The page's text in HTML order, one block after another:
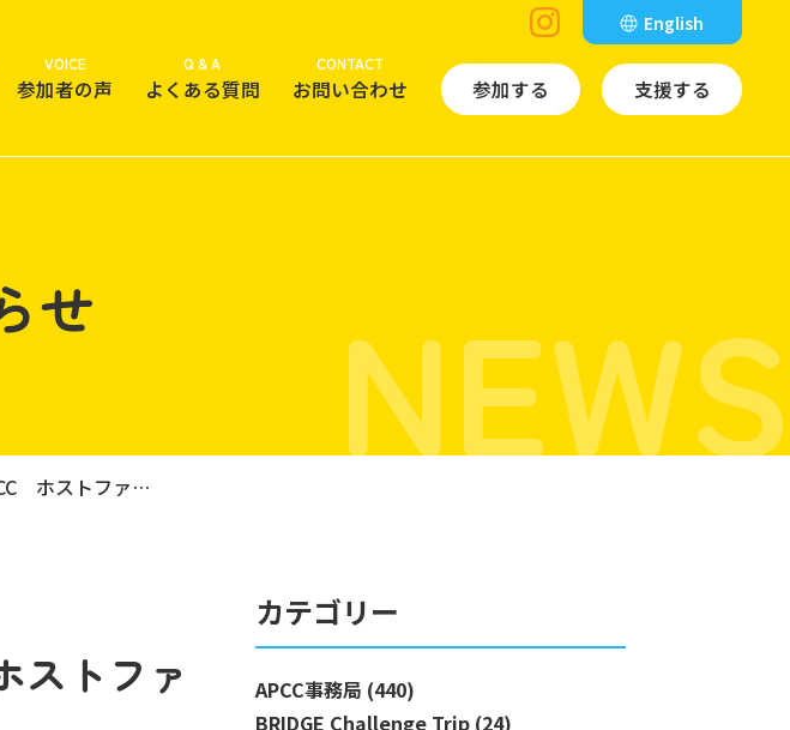
参加者の声
VOICE
よくある質問
Q & A
お問い合わせ
CONTACT
English
参加する 支援する
せ NEWS
【予告・変更あり】 第27回APCC ホストファミリー募集について
ストファ
カテゴリー
APCC事務局 (440)
BRIDGE Challenge Trip (24)